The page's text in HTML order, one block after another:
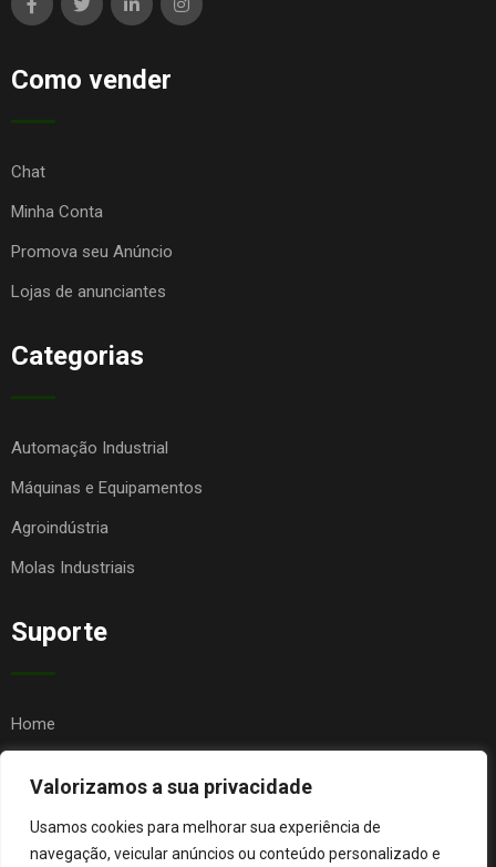
Valorizamos a sua privacidade
Usamos cookies para melhorar sua experiência de
navegação, veicular anúncios ou conteúdo personalizado e
Como vender
Chat
Minha Conta
Promova seu Anúncio
Lojas de anunciantes
Categorias
Automação Industrial
Máquinas e Equipamentos
Agroindústria
Molas Industriais
Suporte
Home